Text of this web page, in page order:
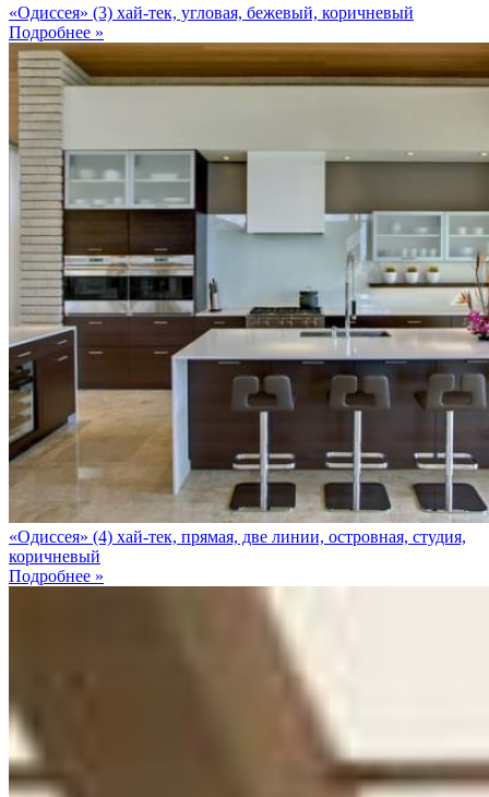
«Одиссея» (3) хай-тек, угловая, бежевый, коричневый
Подробнее »
«Одиссея» (4) хай-тек, прямая, две линии, островная, студия,
коричневый
Подробнее »